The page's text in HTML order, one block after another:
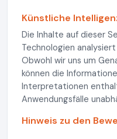
Künstliche
Die Inhalte auf dieser
Technologien
Obwohl wir uns um
können die
Interpretationen
Anwendungsfälle
Hinweis zu den